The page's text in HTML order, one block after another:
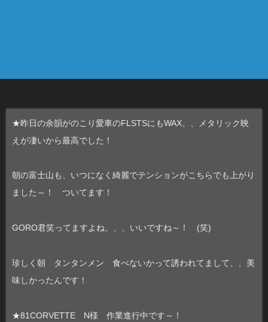
★昨日の余韻がのこり愛車のFLSTSにもWAX、、メタリック映
えが凄いから最高でした！
朝の富士山も、いつになく綺麗でテンションがこちらでも上がり
ました～！ ついてます！
GORO君笑ってますよね、、、いいですね～！ (笑)
珍しく朝 タンタンメン 食べないかって誘われてまして、、美
味しかったんです！
★81CORVETTE N様 作業進行中です～！